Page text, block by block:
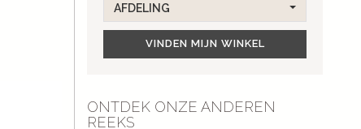
AFDELING
VINDEN MIJN WINKEL
ONTDEK ONZE ANDEREN
REEKS